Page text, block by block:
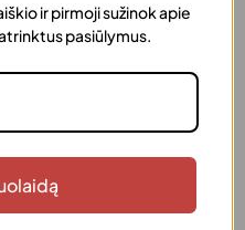
lūpų
ir pirmoji sužinok apie
pasiūlymus.